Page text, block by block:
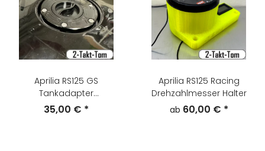
Aprilia RS125 GS
Tankadapter
Schnellverschluß
35,00 € *
Aprilia RS125 Racing
Drehzahlmesser Halter
ab 60,00 € *